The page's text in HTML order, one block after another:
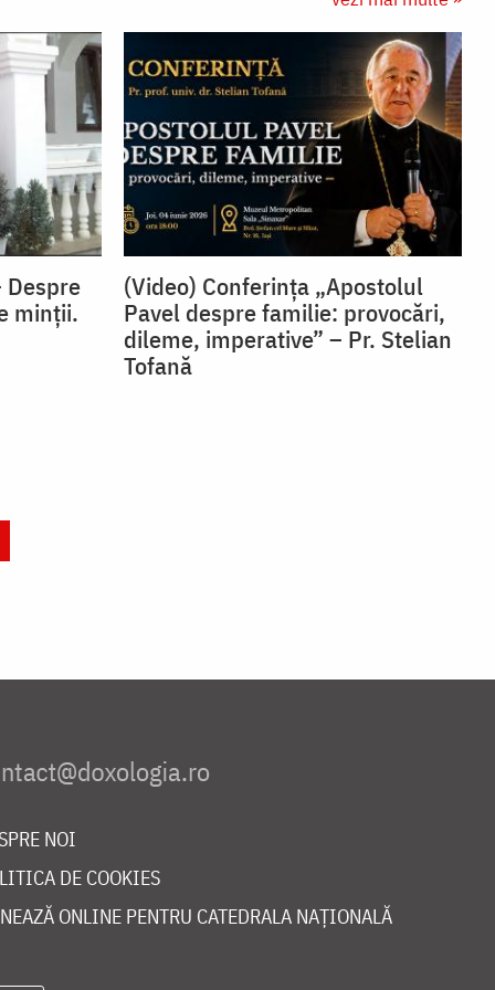
Despre
minții.
(Video) Conferința „Apostolul
Pavel despre familie: provocări,
dileme, imperative” – Pr. Stelian
Tofană
NOI
DE COOKIES
ONLINE PENTRU CATEDRALA NAȚIONALĂ